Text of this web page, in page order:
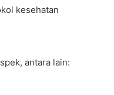
kesehatan
antara lain: